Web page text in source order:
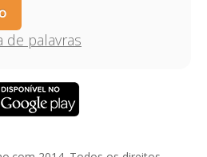
de palavras